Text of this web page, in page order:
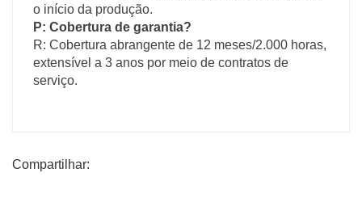
o início da produção.
P: Cobertura de garantia?
R: Cobertura abrangente de 12 meses/2.000 horas,
extensível a 3 anos por meio de contratos de
serviço.
Compartilhar: